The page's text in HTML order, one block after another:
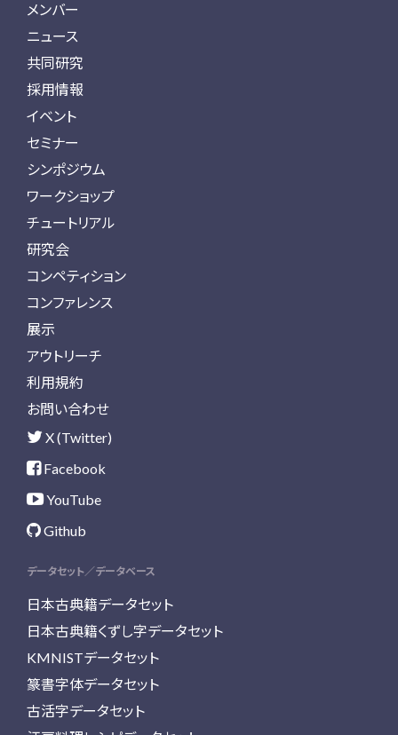
メンバー
ニュース
共同研究
採用情報
イベント
セミナー
シンポジウム
ワークショップ
チュートリアル
研究会
コンペティション
コンファレンス
展示
アウトリーチ
利用規約
お問い合わせ
X (Twitter)
Facebook
YouTube
Github
データセット／データベース
日本古典籍データセット
日本古典籍くずし字データセット
KMNISTデータセット
篆書字体データセット
古活字データセット